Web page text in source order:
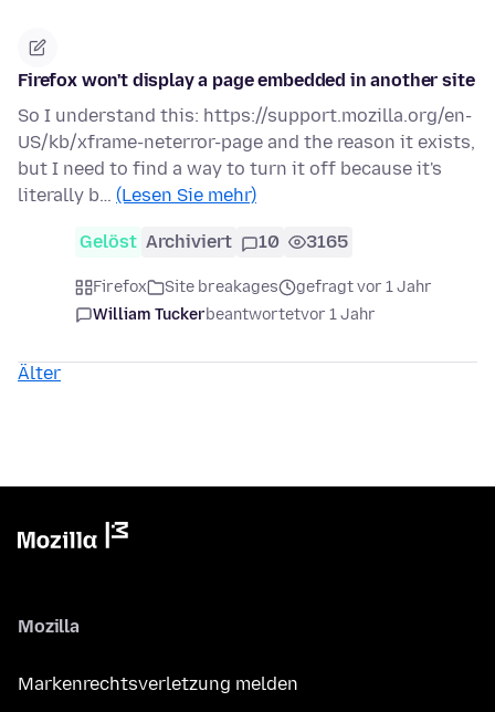
Firefox won't display a page embedded in another site
So I understand this: https://support.mozilla.org/en-
US/kb/xframe-neterror-page and the reason it exists,
but I need to find a way to turn it off because it's
literally b… (Lesen Sie mehr)
Gelöst Archiviert 10 3165
Firefox Site breakages
gefragt vor 1 Jahr
William Tuckerbeantwortetvor 1 Jahr
Älter
Mozilla
Markenrechtsverletzung melden